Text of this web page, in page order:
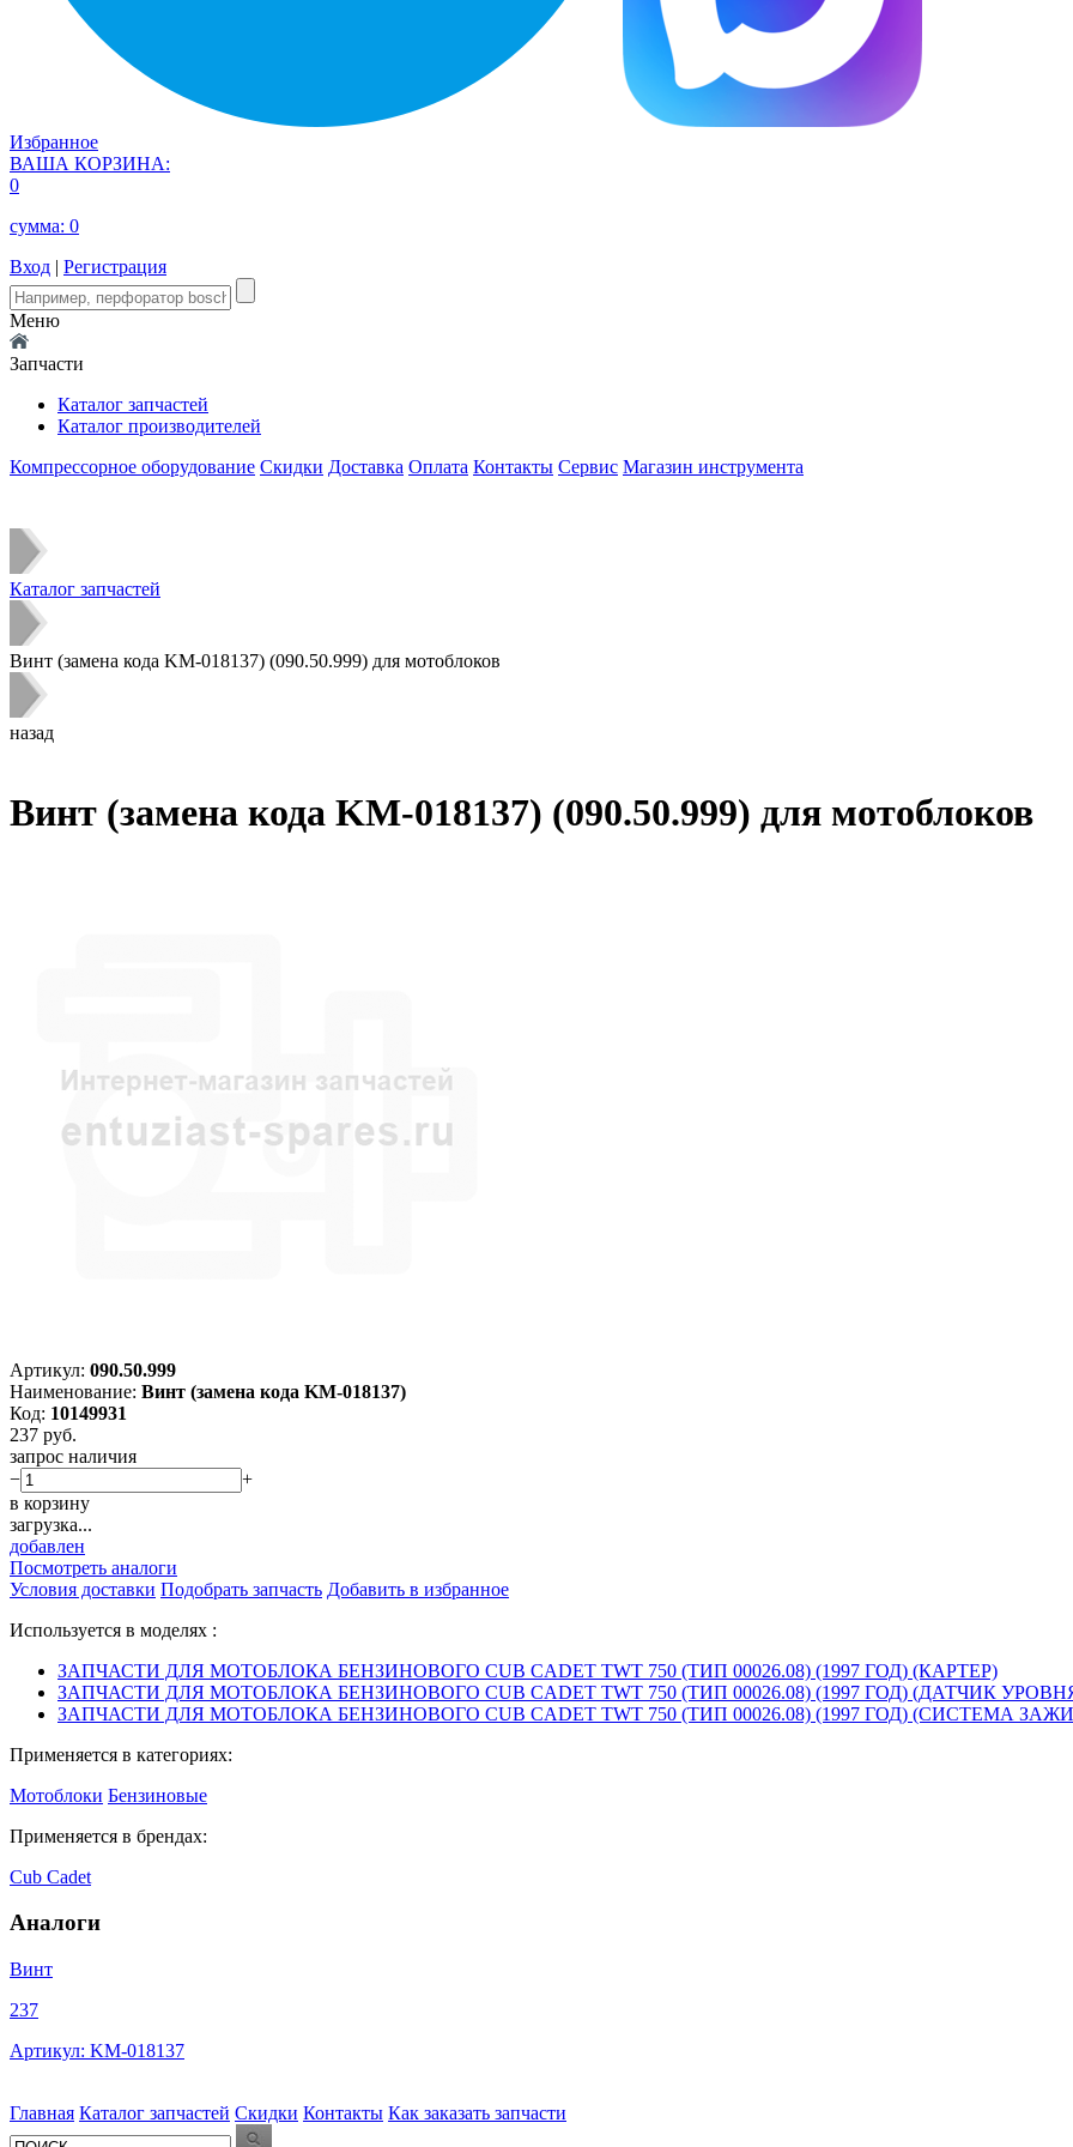
Избранное
ВАША КОРЗИНА:
0
сумма: 0
Вход | Регистрация
Меню
Запчасти
Каталог запчастей
Каталог производителей
Компрессорное оборудование Скидки Доставка Оплата Контакты Сервис Магазин инструмента
Каталог запчастей
Винт (замена кода KM-018137) (090.50.999) для мотоблоков
назад
Винт (замена кода KM-018137) (090.50.999) для мотоблоков
Артикул: 090.50.999
Наименование: Винт (замена кода KM-018137)
Код: 10149931
237 руб.
запрос наличия
−
+
в корзину
загрузка...
добавлен
Посмотреть аналоги
Условия доставки Подобрать запчасть Добавить в избранное
Используется в моделях :
ЗАПЧАСТИ ДЛЯ МОТОБЛОКА БЕНЗИНОВОГО CUB CADET TWT 750 (ТИП 00026.08) (1997 ГОД) (КАРТЕР)
ЗАПЧАСТИ ДЛЯ МОТОБЛОКА БЕНЗИНОВОГО CUB CADET TWT 750 (ТИП 00026.08) (1997 ГОД) (ДАТЧИК
ЗАПЧАСТИ ДЛЯ МОТОБЛОКА БЕНЗИНОВОГО CUB CADET TWT 750 (ТИП 00026.08) (1997 ГОД) (СИСТЕМА
Применяется в категориях:
Мотоблоки Бензиновые
Применяется в брендах:
Cub Cadet
Аналоги
Винт
237
Артикул: KM-018137
Главная Каталог запчастей Скидки Контакты Как заказать запчасти